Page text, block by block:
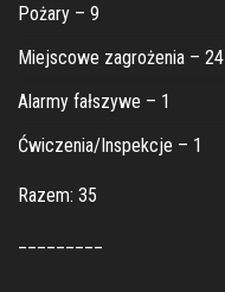
Pożary – 9
Miejscowe zagrożenia – 24
Alarmy fałszywe – 1
Ćwiczenia/Inspekcje – 1
Razem: 35